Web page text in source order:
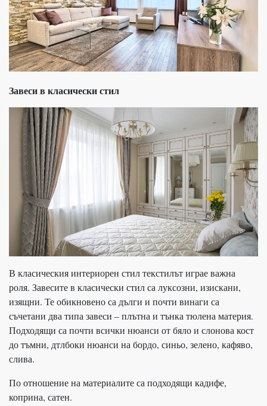
Завеси в класически стил
В класическия интериорен стил текстилът играе важна
роля. Завесите в класически стил са луксозни, изискани,
изящни. Те обикновено са дълги и почти винаги са
съчетани два типа завеси – плътна и тънка тюлена материя.
Подходящи са почти всички нюанси от бяло и слонова кост
до тъмни, дтлбоки нюанси на бордо, синьо, зелено, кафяво,
слива.
По отношение на материалите са подходящи кадифе,
коприна, сатен.